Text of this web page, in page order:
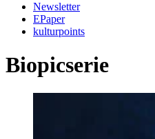
Newsletter
EPaper
kulturpoints
Biopicserie